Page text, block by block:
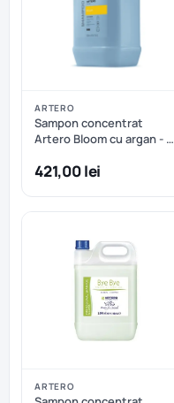
ARTERO
Sampon concentrat
Artero Bloom cu argan - 5
421,00 lei
ARTERO